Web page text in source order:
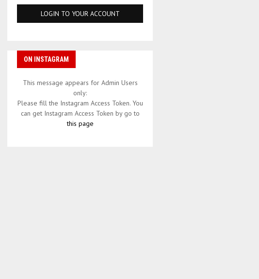
ON INSTAGRAM
This message appears for Admin Users
only:
Please fill the Instagram Access Token. You
can get Instagram Access Token by go to
this page